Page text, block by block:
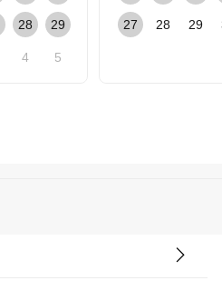
28 29
4 5
27 28 29